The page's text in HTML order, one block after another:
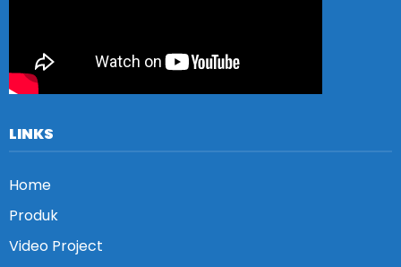
LINKS
Home
Produk
Video Project